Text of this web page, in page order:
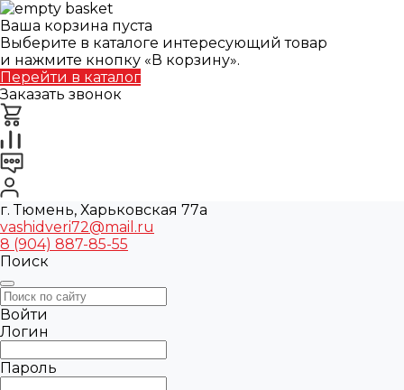
Ваша корзина пуста
Выберите в каталоге интересующий товар
и нажмите кнопку «В корзину».
Перейти в каталог
Заказать звонок
г. Тюмень, Харьковская 77а
vashidveri72@mail.ru
8 (904) 887-85-55
Поиск
Войти
Логин
Пароль